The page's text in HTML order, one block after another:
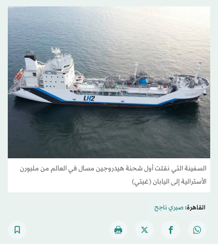
السفينة التي نقلت أول شحنة هيدروجين مسال في العالم من ملبورن
الأسترالية إلى اليابان (غيتي)
القاهرة:صبري ناجح